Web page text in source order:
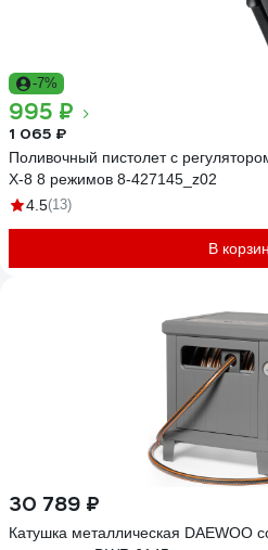
-7%
995 ₽
1 065 ₽
Поливочный пистолет с
X-8 8 режимов 8-427145_z02
4.5(13)
В
30 789 ₽
Катушка металлическая DAEWOO